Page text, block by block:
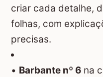
criar cada detalhe,
folhas, com
precisas.
• Barbante nº 6 na